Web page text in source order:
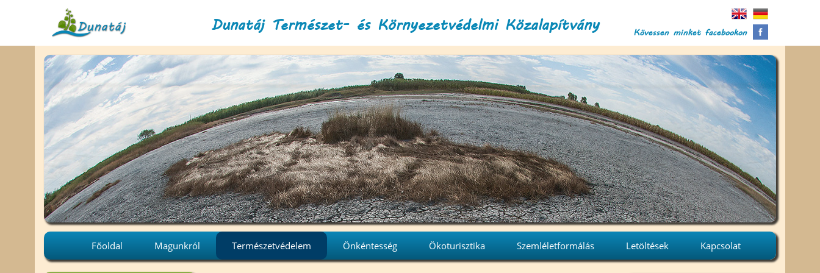
Dunatáj Természet- és Környezetvédelmi Közalapítvány Kövessen minket facebookon
Főoldal Magunkról Természetvédelem Önkéntesség Ökoturisztika Szemléletformálás Letöltések Kapcsolat